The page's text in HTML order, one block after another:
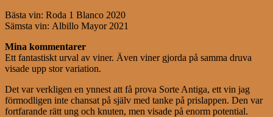
Bästa vin: Roda 1 Blanco 2020
Sämsta vin: Albillo Mayor 2021
Mina kommentarer
Ett fantastiskt urval av viner. Även viner gjorda på samma druva
visade upp stor variation.
Det var verkligen en ynnest att få prova Sorte Antiga, ett vin jag
förmodligen inte chansat på själv med tanke på prislappen. Den var
fortfarande rätt ung och knuten, men visade på enorm potential.